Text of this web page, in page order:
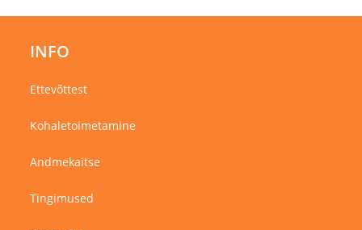
INFO
Ettevõttest
Kohaletoimetamine
Andmekaitse
Tingimused